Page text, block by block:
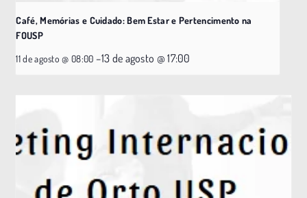
Café, Memórias e Cuidado: Bem Estar e Pertencimento na
FOUSP
11 de agosto @ 08:00 –13 de agosto @ 17:00